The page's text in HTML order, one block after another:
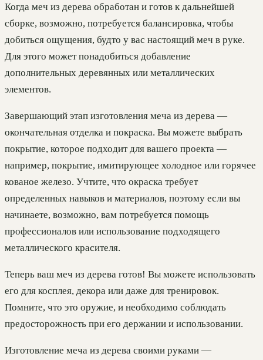
Когда меч из дерева обработан и готов к дальнейшей
сборке, возможно, потребуется балансировка, чтобы
добиться ощущения, будто у вас настоящий меч в руке.
Для этого может понадобиться добавление
дополнительных деревянных или металлических
элементов.
Завершающий этап изготовления меча из дерева —
окончательная отделка и покраска. Вы можете выбрать
покрытие, которое подходит для вашего проекта —
например, покрытие, имитирующее холодное или горячее
кованое железо. Учтите, что окраска требует
определенных навыков и материалов, поэтому если вы
начинаете, возможно, вам потребуется помощь
профессионалов или использование подходящего
металлического красителя.
Теперь ваш меч из дерева готов! Вы можете использовать
его для косплея, декора или даже для тренировок.
Помните, что это оружие, и необходимо соблюдать
предосторожность при его держании и использовании.
Изготовление меча из дерева своими руками —